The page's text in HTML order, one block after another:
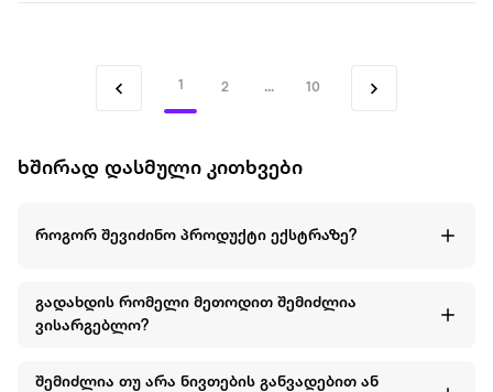
1 2 ... 10
ხშირად დასმული კითხვები
როგორ შევიძინო პროდუქტი ექსტრაზე?
გადახდის რომელი მეთოდით შემიძლია
ვისარგებლო?
შემიძლია თუ არა ნივთების განვადებით ან